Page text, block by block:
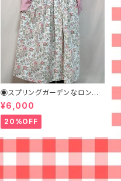
◉スプリングガーデンなロング
スカート◉ 古着 花柄 クリーム
ピンク 春
¥6,000
20%OFF